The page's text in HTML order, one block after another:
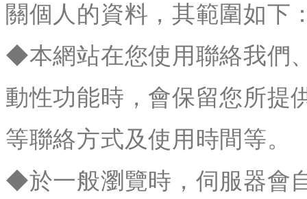
關個人的資料，其範圍如下
◆本網站在您使用聯絡我們
動性功能時，會保留您所
等聯絡方式及使用時間等。
◆於一般瀏覽時，伺服器會